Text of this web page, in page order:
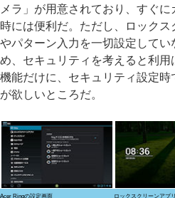
メラ」が用意されており、すぐ
時には便利だ。ただし、ロック
やパターン入力を一切設定して
め、セキュリティを考えると利
機能だけに、セキュリティ設定
が欲しいところだ。
Acer Ringの設定画面 ロックスクリーンアプ